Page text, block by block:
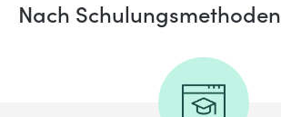
Nach Schulungsmethoden